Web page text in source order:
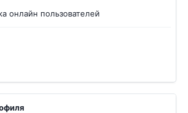
онлайн пользователей